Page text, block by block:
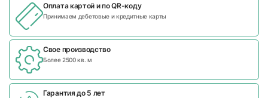
Оплата картой и поQR-коду
Принимаем дебетовые и кредитные карты
Свое производство
Более 2500 кв. м
Гарантия до 5 лет